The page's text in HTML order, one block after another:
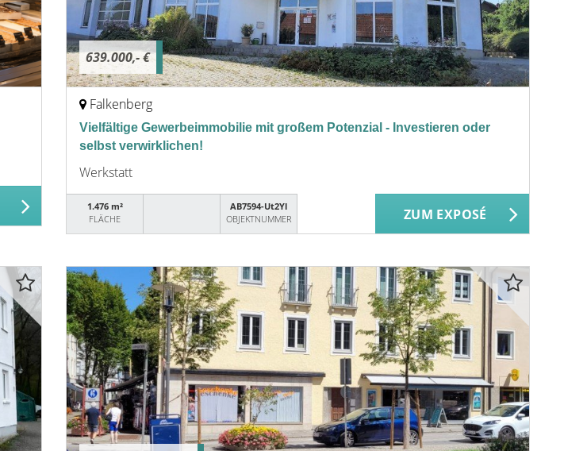
639.000,- €
Falkenberg
Vielfältige Gewerbeimmobilie mit großem Potenzial - Investieren oder
selbst verwirklichen!
Werkstatt
1.476 m²
FLÄCHE
AB7594-Ut2Yl
OBJEKTNUMMER
ZUM EXPOSÉ